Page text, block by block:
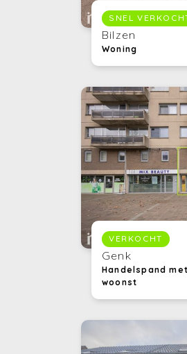
SNEL
Bilzen
Woning
VERKOCHT
Genk
Handelspand met
woonst